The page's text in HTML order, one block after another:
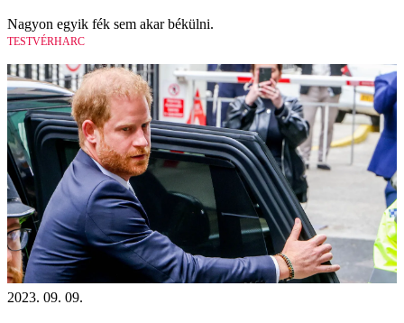
Nagyon egyik fék sem akar békülni.
TESTVÉRHARC
2023. 09. 09.